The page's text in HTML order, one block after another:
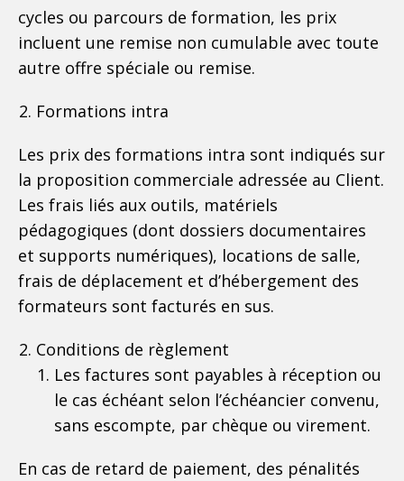
cycles ou parcours de formation, les prix
incluent une remise non cumulable avec toute
autre offre spéciale ou remise.
Formations intra
Les prix des formations intra sont indiqués sur
la proposition commerciale adressée au Client.
Les frais liés aux outils, matériels
pédagogiques (dont dossiers documentaires
et supports numériques), locations de salle,
frais de déplacement et d’hébergement des
formateurs sont facturés en sus.
Conditions de règlement
Les factures sont payables à réception ou
le cas échéant selon l’échéancier convenu,
sans escompte, par chèque ou virement.
En cas de retard de paiement, des pénalités